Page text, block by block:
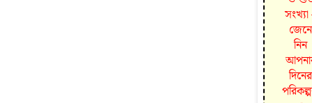
জেনে
নিন
দিনের